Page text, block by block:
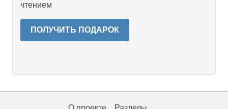
чтением
ПОЛУЧИТЬ ПОДАРОК